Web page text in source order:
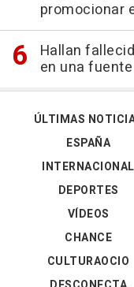
promocionar
Hallan
en una
ÚLTIMAS
ESPAÑA
INTERNACIONAL
DEPORTES
VÍDEOS
CHANCE
CULTURAOCIO